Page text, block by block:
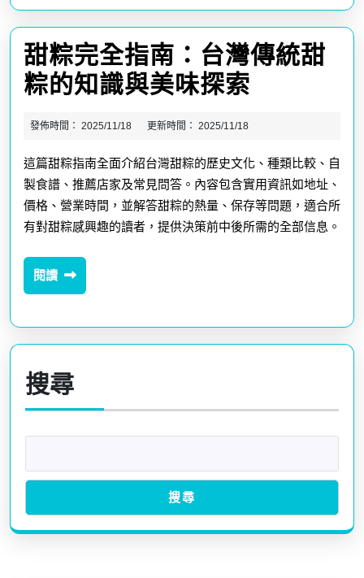
決
所
有
疑
問
歷
史
台
灣
必
推
甜粽完全指南：台灣傳統甜
粽的知識與美味探索
全
指
南：
統
粽
的
知
與
發佈時間： 2025/11/18 更新時間： 2025/11/18
這篇甜粽指南全面介紹台灣甜粽的歷史文化、種類比較、自
製食譜、推薦店家及常見問答。內容包含實用資訊如地址、
價格、營業時間，並解答甜粽的熱量、保存等問題，適合所
有對甜粽感興趣的讀者，提供決策前中後所需的全部信息。
閱讀
閱
讀
搜尋
搜尋